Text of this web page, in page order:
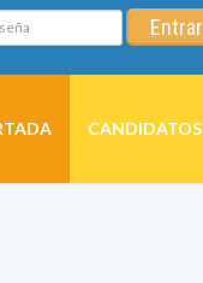
Entrar
CANDIDATOS